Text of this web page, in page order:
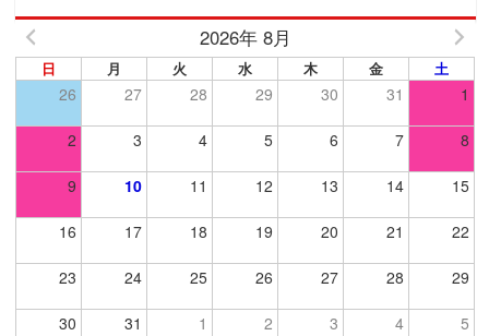
2026年 8月
日 月 火 水 木 金 土
26 27 28 29 30 31 1
2 3 4 5 6 7 8
9 10 11 12 13 14 15
16 17 18 19 20 21 22
23 24 25 26 27 28 29
30 31 1 2 3 4 5